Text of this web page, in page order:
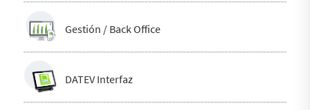
Gestión / Back Office
DATEV Interfaz